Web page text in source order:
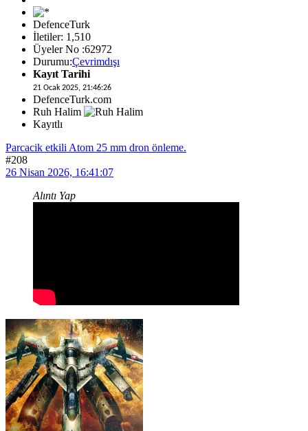
DefenceTurk
İletiler: 1,510
Üyeler No :62972
Durumu:Çevrimdışı
Kayıt Tarihi
21 Ocak 2025, 21:46:26
DefenceTurk.com
Ruh Halim
Kayıtlı
Parcacik etkili Atom 25 mm dron önleme.
#208
26 Nisan 2026, 16:41:07
Alıntı Yap